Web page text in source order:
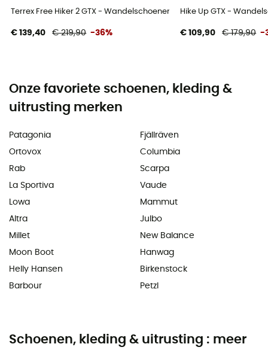
Terrex Free Hiker 2 GTX - Wandelschoenen - Dames
€ 139,40 € 219,90 -36%
Hike Up GTX -
€ 109,90 € 179,90 -
Onze favoriete schoenen, kleding &
uitrusting merken
Patagonia
Ortovox
Rab
La Sportiva
Lowa
Altra
Millet
Moon Boot
Helly Hansen
Barbour
Fjällräven
Columbia
Scarpa
Vaude
Mammut
Julbo
New Balance
Hanwag
Birkenstock
Petzl
Schoenen, kleding & uitrusting : meer